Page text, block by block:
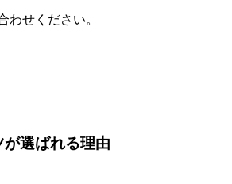
わせください。
選ばれる理由